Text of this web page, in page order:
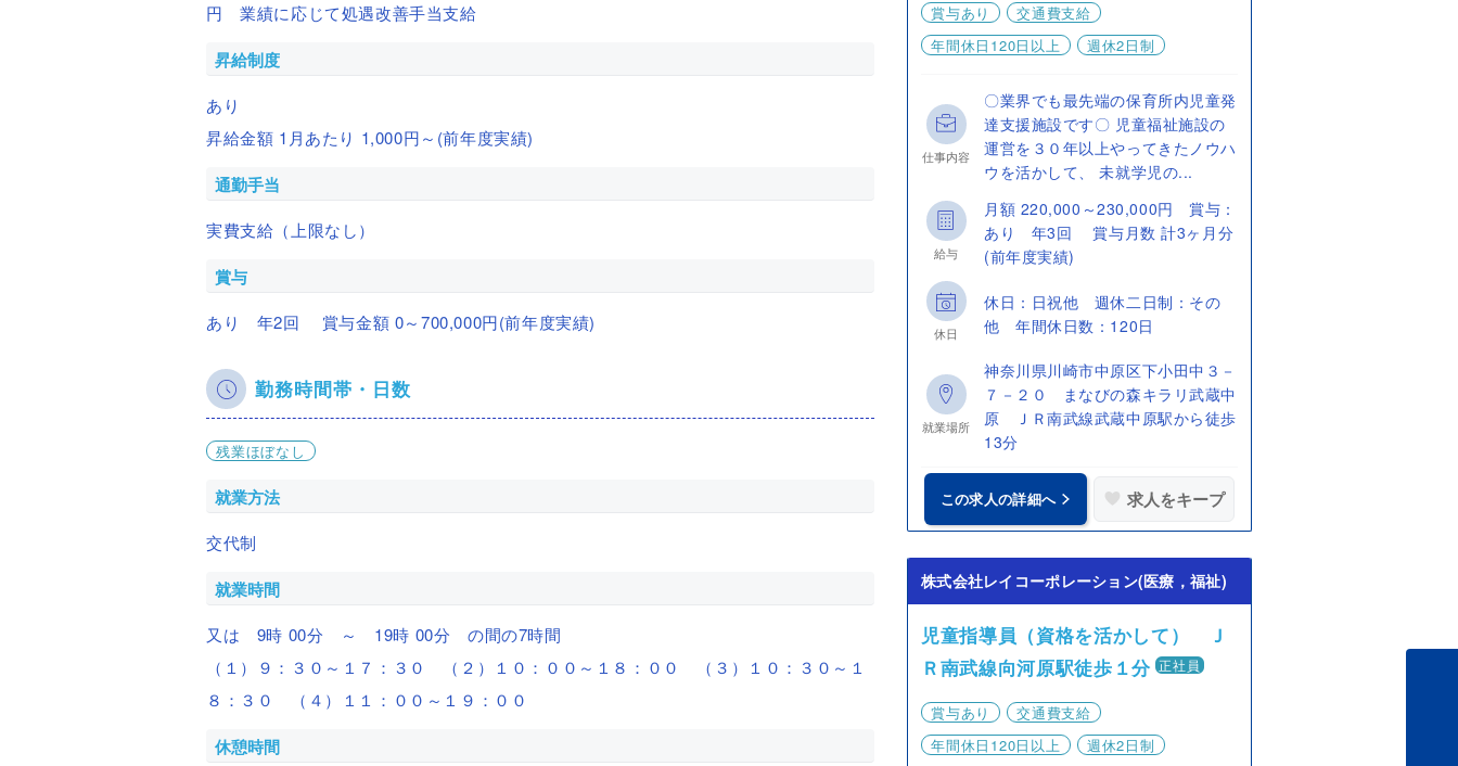
円 業績に応じて処遇改善手当支給
昇給制度
あり
昇給金額 1月あたり 1,000円～(前年度実績)
通勤手当
実費支給（上限なし）
賞与
あり 年2回 賞与金額 0～700,000円(前年度実績)
勤務時間帯・日数
残業ほぼなし
就業方法
交代制
就業時間
又は 9時 00分 ～ 19時 00分 の間の7時間
（１）９：３０～１７：３０ （２）１０：００～１８：００ （３）１０：３０～１
８：３０ （４）１１：００～１９：００
休憩時間
賞与あり
交通費支給
年間休日120日以上
週休2日制
仕事内容
〇業界でも最先端の保育所内児童発
達支援施設です〇 児童福祉施設の
運営を３０年以上やってきたノウハ
ウを活かして、 未就学児の...
給与
月額 220,000～230,000円 賞与：
あり 年3回 賞与月数 計3ヶ月分
(前年度実績)
休日
休日：日祝他 週休二日制：その
他 年間休日数：120日
就業場所
神奈川県川崎市中原区下小田中３－
７－２０ まなびの森キラリ武蔵中
原 ＪＲ南武線武蔵中原駅から徒歩
13分
この求人の詳細へ 求人をキープ
株式会社レイコーポレーション(医療，福祉)
児童指導員（資格を活かして） Ｊ
Ｒ南武線向河原駅徒歩１分 正社員
賞与あり
交通費支給
年間休日120日以上
週休2日制